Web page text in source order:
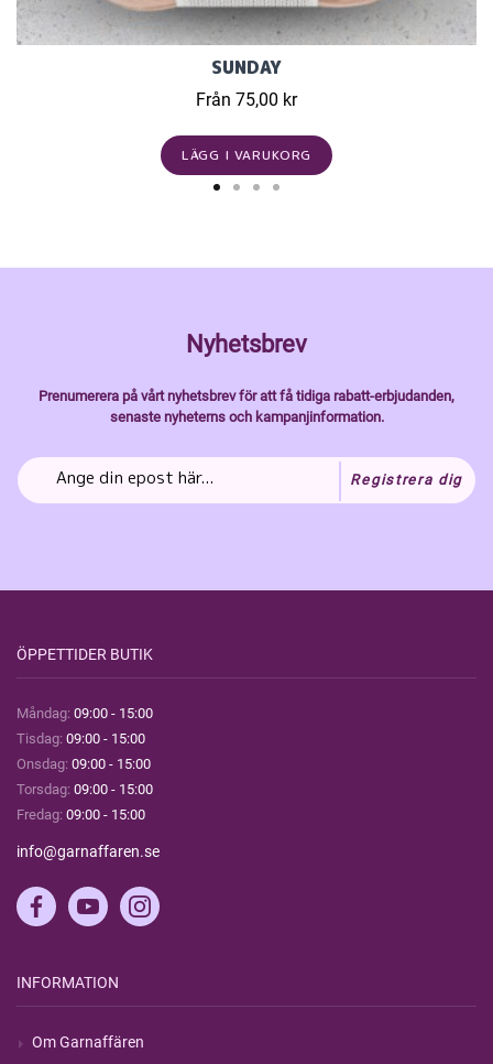
SUNDAY
Från 75,00 kr
LÄGG I VARUKORG
Nyhetsbrev
Prenumerera på vårt nyhetsbrev för att få tidiga rabatt-erbjudanden,
senaste nyheterns och kampanjinformation.
Registrera dig
ÖPPETTIDER BUTIK
Måndag: 09:00 - 15:00
Tisdag: 09:00 - 15:00
Onsdag: 09:00 - 15:00
Torsdag: 09:00 - 15:00
Fredag: 09:00 - 15:00
info@garnaffaren.se
INFORMATION
Om Garnaffären